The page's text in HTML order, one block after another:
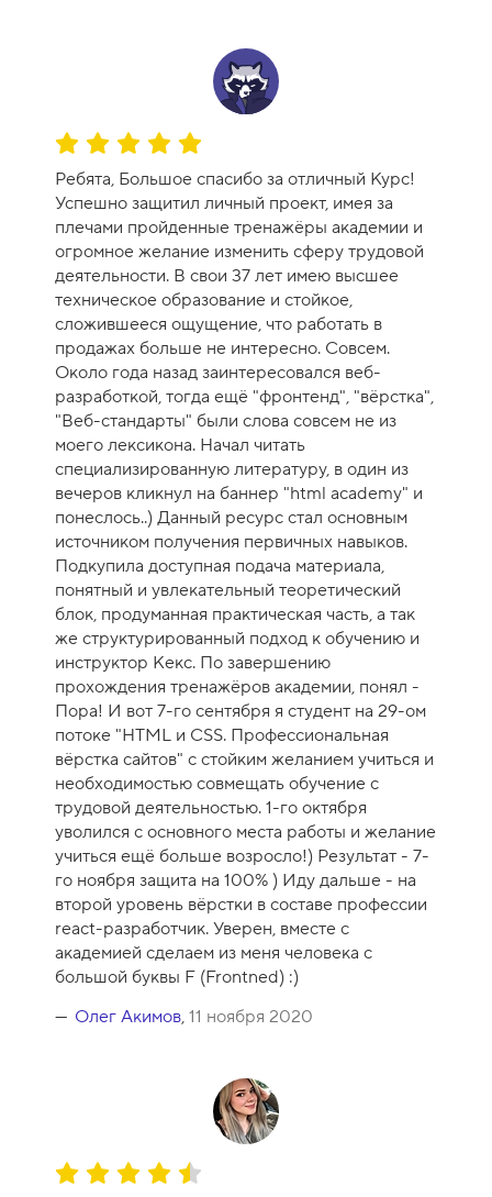
О
ц
е
н
к
а
к
у
р
с
а
-
0
Ребята, Большое спасибо за отличный Курс!
Успешно защитил личный проект, имея за
плечами пройденные тренажёры академии и
огромное желание изменить сферу трудовой
деятельности. В свои 37 лет имею высшее
техническое образование и стойкое,
сложившееся ощущение, что работать в
продажах больше не интересно. Совсем.
Около года назад заинтересовался веб-
разработкой, тогда ещё "фронтенд", "вёрстка",
"Веб-стандарты" были слова совсем не из
моего лексикона. Начал читать
специализированную литературу, в один из
вечеров кликнул на баннер "html academy" и
понеслось..) Данный ресурс стал основным
источником получения первичных навыков.
Подкупила доступная подача материала,
понятный и увлекательный теоретический
блок, продуманная практическая часть, а так
же структурированный подход к обучению и
инструктор Кекс. По завершению
прохождения тренажёров академии, понял -
Пора! И вот 7-го сентября я студент на 29-ом
потоке "HTML и CSS. Профессиональная
вёрстка сайтов" с стойким желанием учиться и
необходимостью совмещать обучение с
трудовой деятельностью. 1-го октября
уволился с основного места работы и желание
учиться ещё больше возросло!) Результат - 7-
го ноября защита на 100% ) Иду дальше - на
второй уровень вёрстки в составе профессии
react-разработчик. Уверен, вместе с
академией сделаем из меня человека с
большой буквы F (Frontned) :)
Олег Акимов, 11 ноября 2020
О